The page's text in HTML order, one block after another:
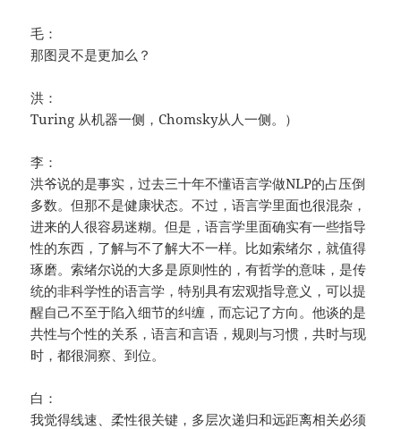
毛：
那图灵不是更加么？
洪：
Turing 从机器一侧，Chomsky从人一侧。）
李：
洪爷说的是事实，过去三十年不懂语言学做NLP的占压倒
多数。但那不是健康状态。不过，语言学里面也很混杂，
进来的人很容易迷糊。但是，语言学里面确实有一些指导
性的东西，了解与不了解大不一样。比如索绪尔，就值得
琢磨。索绪尔说的大多是原则性的，有哲学的意味，是传
统的非科学性的语言学，特别具有宏观指导意义，可以提
醒自己不至于陷入细节的纠缠，而忘记了方向。他谈的是
共性与个性的关系，语言和言语，规则与习惯，共时与现
时，都很洞察、到位。
白：
我觉得线速、柔性很关键，多层次递归和远距离相关必须